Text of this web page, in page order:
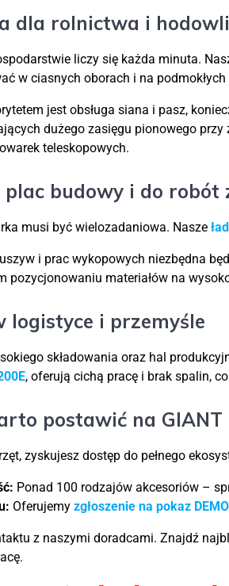
dla rolnictwa i hodowli
liczy się każda minuta.
w ciasnych oborach i na
jest obsługa siana i pasz,
dużego zasięgu pionowego
teleskopowych.
plac budowy i do robót
musi być wielozadaniowa. Nasze
i prac wykopowych niezbędna
pozycjonowaniu materiałów na
logistyce i przemyśle
składowania oraz hal
, oferują cichą pracę i brak spalin,
postawić na GIANT
zyskujesz dostęp do pełnego
Ponad 100 rodzajów akcesoriów –
Oferujemy zgłoszenie na pokaz DEMO
z naszymi doradcami. Znajdź